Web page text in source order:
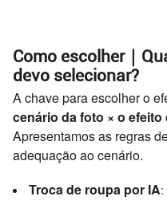
Como escolher｜
devo selecionar?
A chave para escolher o
cenário da foto × o
Apresentamos as regras
adequação ao cenário.
Troca de roupa por IA: